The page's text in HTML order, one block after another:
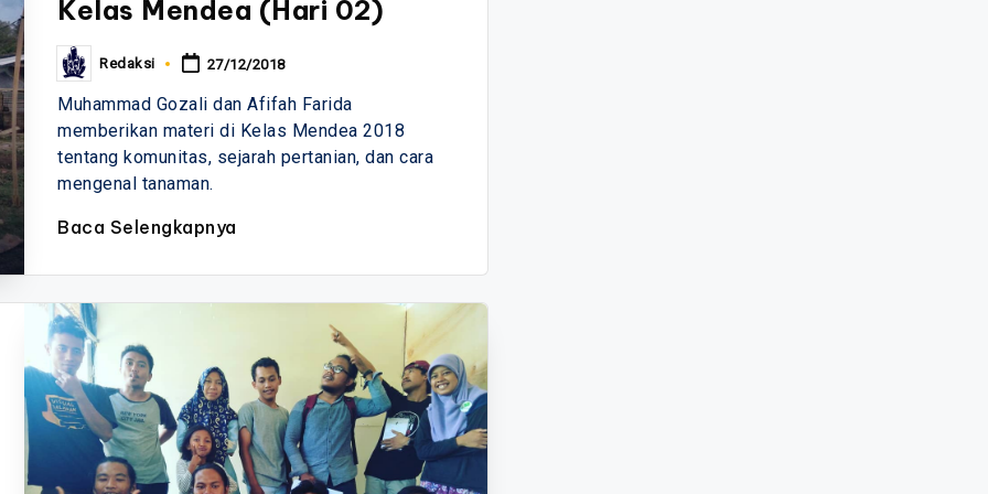
Kelas Mendea (Hari 02)
Posted
by
Redaksi 27/12/2018
Muhammad Gozali dan Afifah Farida
memberikan materi di Kelas Mendea 2018
tentang komunitas, sejarah pertanian, dan cara
mengenal tanaman.
Baca Selengkapnya